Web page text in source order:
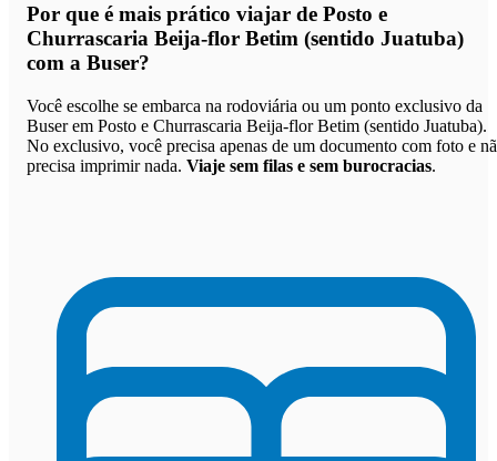
Por que é mais prático viajar de Posto e
Churrascaria Beija-flor Betim (sentido Juatuba)
com a Buser?
Você escolhe se embarca na rodoviária ou um ponto exclusivo da
Buser em Posto e Churrascaria Beija-flor Betim (sentido Juatuba).
No exclusivo, você precisa apenas de um documento com foto e
precisa imprimir nada. Viaje sem filas e sem burocracias.